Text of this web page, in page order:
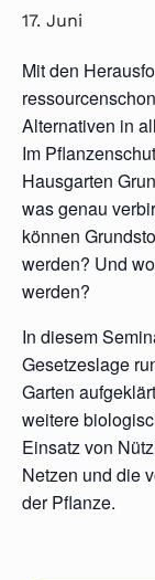
17. Juni
Mit den
Alternativen in
Im
Hausgarten
was genau
können
werden? Und
werden?
In diesem
Gesetzeslage
Garten
weitere
Einsatz von
Netzen und die
der Pflanze.